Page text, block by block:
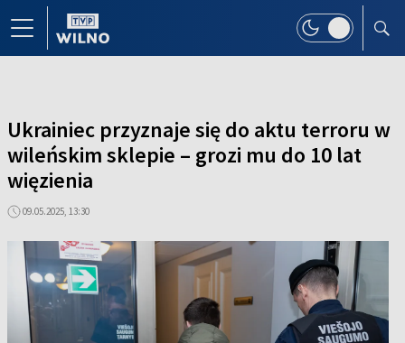
Ukrainiec przyznaje się do aktu terroru w
wileńskim sklepie – grozi mu do 10 lat
więzienia
09.05.2025, 13:30